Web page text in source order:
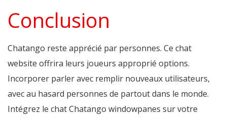
Conclusion
Chatango reste apprécié par personnes. Ce chat
website offrira leurs joueurs approprié options.
Incorporer parler avec remplir nouveaux utilisateurs,
avec au hasard personnes de partout dans le monde.
Intégrez le chat Chatango windowpanes sur votre